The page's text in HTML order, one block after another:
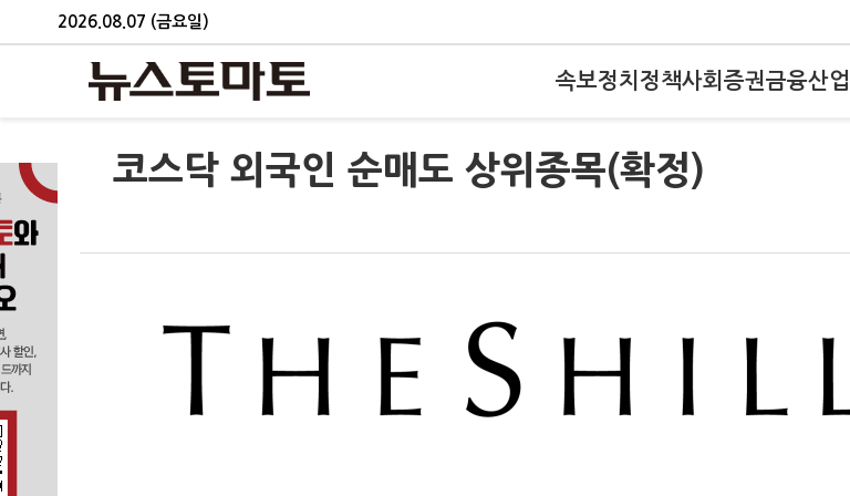
2026.08.07 (금요일)
속보정치 정책사회 증권금융산업
코스닥 외국인 순매도 상위종목(확정)